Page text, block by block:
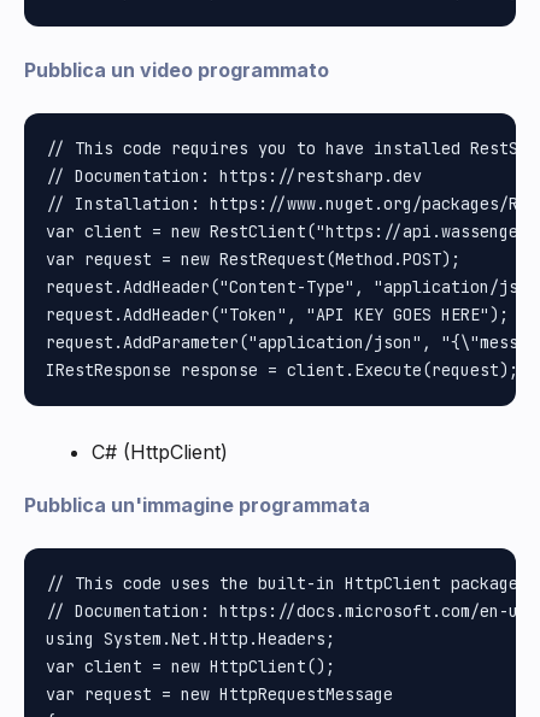
Pubblica un video programmato
// This code requires you to have installed
// Documentation: https://restsharp.dev
// Installation: https://www.nuget.org/packages/
var client = new RestClient("https://
var request = new RestRequest(Method.POST);
request.AddHeader("Content-Type", "application/
request.AddHeader("Token", "API KEY GOES HERE");
request.AddParameter("application/json",
C# (HttpClient)
Pubblica un'immagine programmata
// This code uses the built-in HttpClient package in
// Documentation: https://docs.microsoft.com/en-
using System.Net.Http.Headers;
var client = new HttpClient();
var request = new HttpRequestMessage